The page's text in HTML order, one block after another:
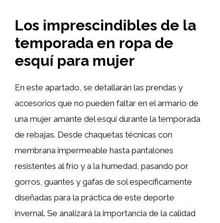
Los imprescindibles de la
temporada en ropa de
esquí para mujer
En este apartado, se detallarán las prendas y
accesorios que no pueden faltar en el armario de
una mujer amante del esquí durante la temporada
de rebajas. Desde chaquetas técnicas con
membrana impermeable hasta pantalones
resistentes al frío y a la humedad, pasando por
gorros, guantes y gafas de sol específicamente
diseñadas para la práctica de este deporte
invernal. Se analizará la importancia de la calidad